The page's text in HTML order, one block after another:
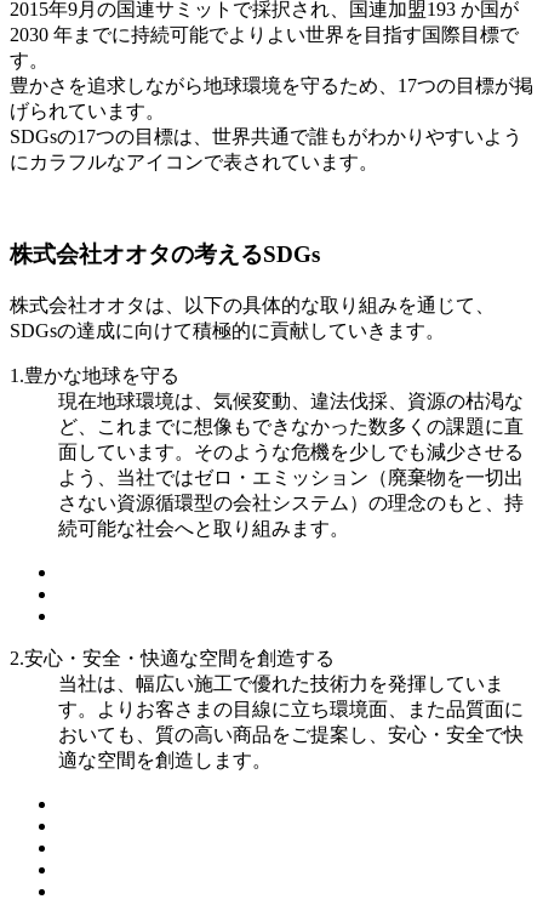
2015年9月の国連サミットで採択され、国連加盟193 か国が
2030 年までに持続可能でよりよい世界を目指す国際目標で
す。
豊かさを追求しながら地球環境を守るため、17つの目標が掲
げられています。
SDGsの17つの目標は、世界共通で誰もがわかりやすいよう
にカラフルなアイコンで表されています。
株式会社オオタの考えるSDGs
株式会社オオタは、以下の具体的な取り組みを通じて、
SDGsの達成に向けて積極的に貢献していきます。
1.豊かな地球を守る
現在地球環境は、気候変動、違法伐採、資源の枯渇な
ど、これまでに想像もできなかった数多くの課題に直
面しています。そのような危機を少しでも減少させる
よう、当社ではゼロ・エミッション（廃棄物を一切出
さない資源循環型の会社システム）の理念のもと、持
続可能な社会へと取り組みます。
2.安心・安全・快適な空間を創造する
当社は、幅広い施工で優れた技術力を発揮していま
す。よりお客さまの目線に立ち環境面、また品質面に
おいても、質の高い商品をご提案し、安心・安全で快
適な空間を創造します。